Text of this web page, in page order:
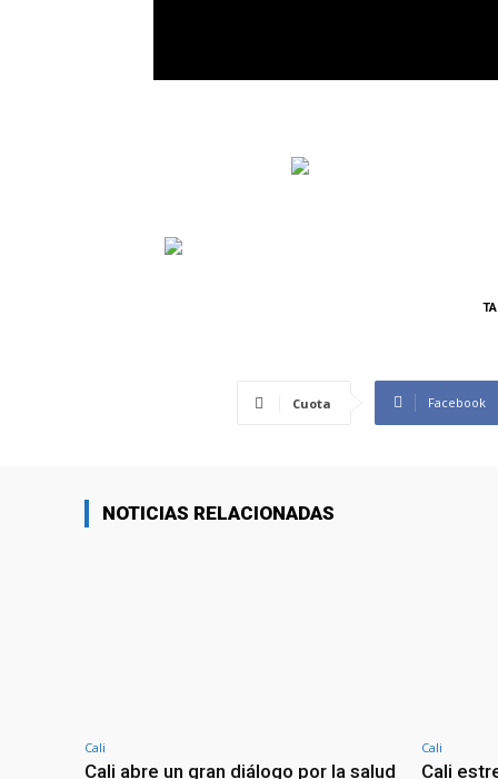
Cuota Facebook
NOTICIAS RELACIONADAS
Cali
Cali abre un gran diálogo por la salud
Cali
Cali